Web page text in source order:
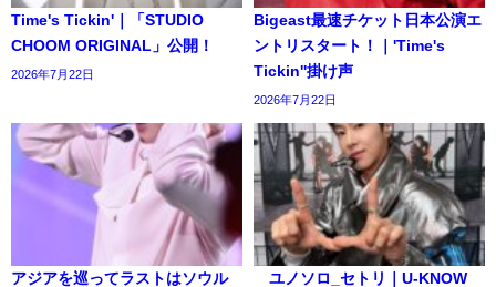
Time's Tickin'｜「STUDIO
CHOOM ORIGINAL」公開！
2026年7月22日
Bigeast最速チケット日本公演エ
ントリスタート！｜'Time's
Tickin''掛け声
2026年7月22日
アジアを巡ってラストはソウル
ユノソロ_セトリ｜U-KNOW